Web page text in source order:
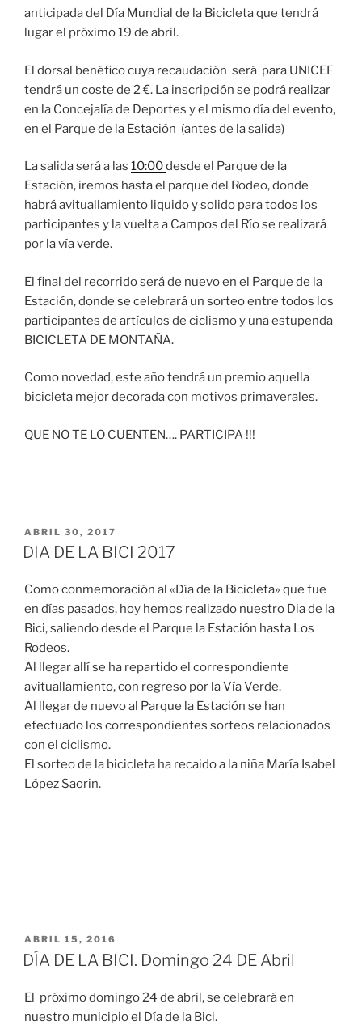
anticipada del Día Mundial de la Bicicleta que tendrá
lugar el próximo 19 de abril.
El dorsal benéfico cuya recaudación será para UNICEF
tendrá un coste de 2 €. La inscripción se podrá realizar
en la Concejalía de Deportes y el mismo día del evento,
en el Parque de la Estación (antes de la salida)
La salida será a las 10:00desde el Parque de la
Estación, iremos hasta el parque del Rodeo, donde
habrá avituallamiento liquido y solido para todos los
participantes y la vuelta a Campos del Río se realizará
por la vía verde.
El final del recorrido será de nuevo en el Parque de la
Estación, donde se celebrará un sorteo entre todos los
participantes de artículos de ciclismo y una estupenda
BICICLETA DE MONTAÑA.
Como novedad, este año tendrá un premio aquella
bicicleta mejor decorada con motivos primaverales.
QUE NO TE LO CUENTEN…. PARTICIPA !!!
ABRIL 30, 2017
DIA DE LA BICI 2017
Como conmemoración al «Día de la Bicicleta» que fue
en días pasados, hoy hemos realizado nuestro Dia de la
Bici, saliendo desde el Parque la Estación hasta Los
Rodeos.
Al llegar allí se ha repartido el correspondiente
avituallamiento, con regreso por la Vía Verde.
Al llegar de nuevo al Parque la Estación se han
efectuado los correspondientes sorteos relacionados
con el ciclismo.
El sorteo de la bicicleta ha recaido a la niña María Isabel
López Saorin.
ABRIL 15, 2016
DÍA DE LA BICI. Domingo 24 DE Abril
El próximo domingo 24 de abril, se celebrará en
nuestro municipio el Día de la Bici.